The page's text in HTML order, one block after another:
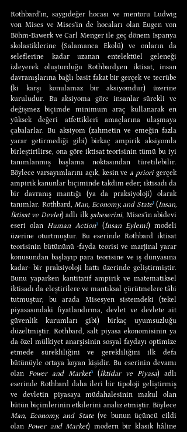
Rothbard’ın, saygıdeğer hocası ve mentoru Ludwig
von Mises ve Mises’in de hocaları olan Eugen von
Böhm-Bawerk ve Carl Menger ile geç dönem İspanya
skolastiklerine (Salamanca Ekolü) ve onların da
seleflerine kadar uzanan entelektüel geleneği
izleyerek oluşturduğu Rothbardyen iktisat, insan
davranışlarına bağlı basit fakat bir gerçek ve tecrübe
(ki karşı konulamaz bir aksiyomdur) üzerine
kuruludur. Bu aksiyoma göre insanlar sürekli ve
değişmez biçimde minimum araç kullanarak en
yüksek değeri atfettikleri amaçlarına ulaşmaya
çabalarlar. Bu aksiyom (zahmetin ve emeğin fazla
yarar getirmediği gibi) birkaç ampirik aksiyomla
birleştirilirse, ona göre iktisat teorisinin tümü bu iyi
tanımlanmış başlama noktasından türetilebilir.
Böylece varsayımlarını açık, kesin ve a priori gerçek
ampirik kanunlar biçiminde takdim eder; iktisadı da
bir davranış mantığı (ya da praksiyoloji) olarak
tanımlar. Rothbard, Man, Economy, and State¹ (İnsan,
İktisat ve Devlet) adlı ilk şaheserini, Mises’in abidevi
eseri olan Human Action² (İnsan Eylemi) modeli
üzerine oturtmuştur. Bu eserinde Rothbard iktisat
teorisinin bütününü -fayda teorisi ve marjinal yarar
konusundan başlayıp para teorisine ve iş dünyasına
kadar- bir praksiyoloji hattı üzerinde geliştirmiştir.
Bunu yaparken kantitatif ampirik ve matematiksel
iktisadı da eleştirilere ve mantıksal çürütmelere tâbi
tutmuştur; bu arada Misesyen sistemdeki (tekel
piyasasındaki fiyatlandırma, devlet ve devlete ait
güvenlik kurumları gibi) birkaç uyumsuzluğu
düzeltmiştir. Rothbard, salt piyasa ekonomisinin ya
da özel mülkiyet anarşisinin sosyal faydayı optimize
etmede sürekliliğini ve gerekliliğini ilk defa
bütünüyle ortaya koyan kişidir. Bu eserinin devamı
olan Power and Market³ (İktidar ve Piyasa) adlı
eserinde Rothbard daha ileri bir tipoloji geliştirmiş
ve devletin piyasaya müdahalesinin makul olan
Man, Economy, and State (ve bunun üçüncü cildi
olan Power and Market) modern bir klasik hâline